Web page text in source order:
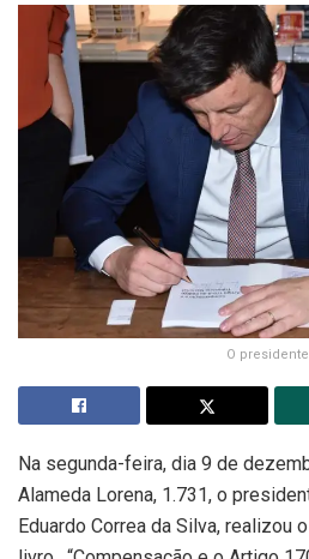
O
Na segunda-feira, dia 9 de
Alameda Lorena, 1.731, o
Eduardo Correa da Silva, realizou